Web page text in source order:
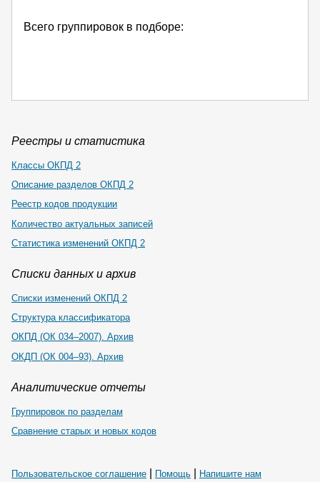
Всего группировок в подборе:
Реестры и статистика
Классы ОКПД 2
Описание разделов ОКПД 2
Реестр кодов продукции
Количество актуальных записей
Статистика изменений ОКПД 2
Списки данных и архив
Списки изменений ОКПД 2
Структура классификатора
ОКПД (ОК 034–2007). Архив
ОКДП (ОК 004–93). Архив
Аналитические отчеты
Группировок по разделам
Сравнение старых и новых кодов
Пользовательское соглашение Помощь Напишите нам